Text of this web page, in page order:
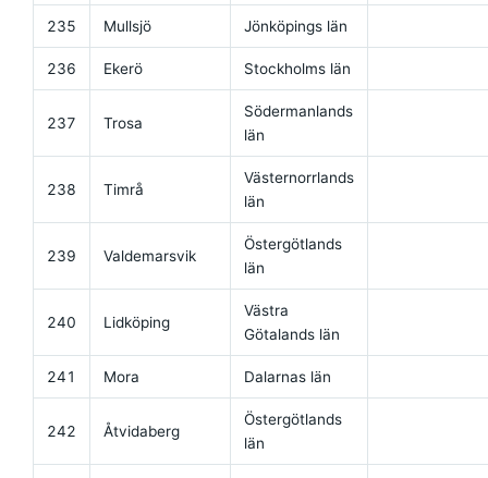
235 Mullsjö Jönköpings län
236 Ekerö Stockholms län
237 Trosa
Södermanlands
län
238 Timrå
Västernorrlands
län
239 Valdemarsvik
Östergötlands
län
240 Lidköping
Västra
Götalands län
241 Mora Dalarnas län
242 Åtvidaberg
Östergötlands
län